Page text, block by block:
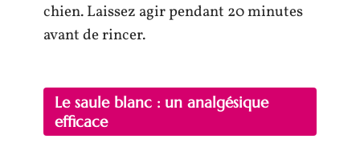
chien. Laissez agir pendant 20 minutes
avant de rincer.
Le saule blanc : un analgésique
efficace